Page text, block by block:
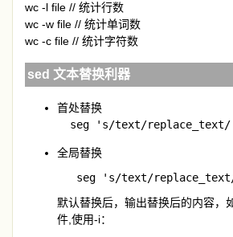
wc -l file // 统计行数
wc -w file // 统计单词数
wc -c file // 统计字符数
sed 文本替换利器
首处替换
seg 's/text/replace_text/
全局替换
seg 's/text/
默认替换后，输出替换后的内容，
件,使用-i：